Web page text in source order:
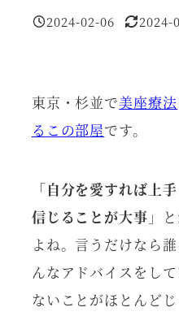
投稿日
2024-02-06
更新日
2024-
東京・杉並で美座療法
るこの部屋です。
「自分を愛すれば上手
信じることが大事 」
よね。言うだけなら
んなアドバイスをし
ないことがほとんど